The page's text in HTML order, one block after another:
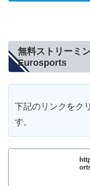
無料ストリーミ
Eurosports
下記のリンクをク
す。